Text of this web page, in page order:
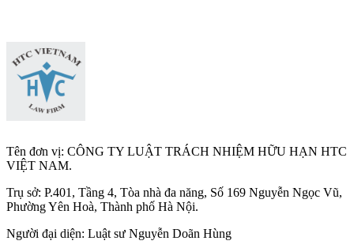
Tên đơn vị: CÔNG TY LUẬT TRÁCH NHIỆM HỮU HẠN HTC
VIỆT NAM.
Trụ sở: P.401, Tầng 4, Tòa nhà đa năng, Số 169 Nguyễn Ngọc Vũ,
Phường Yên Hoà, Thành phố Hà Nội.
Người đại diện: Luật sư Nguyễn Doãn Hùng